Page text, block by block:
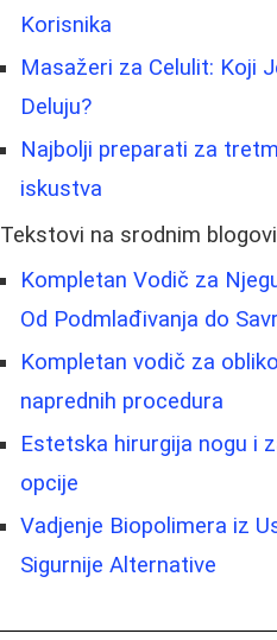
Korisnika
Masažeri za Celulit: Koji
Deluju?
Najbolji preparati za
iskustva
Tekstovi na srodnim
Kompletan Vodič za
Od Podmlađivanja do
Kompletan vodič za
naprednih procedura
Estetska hirurgija nogu i
opcije
Vadjenje Biopolimera iz
Sigurnije Alternative